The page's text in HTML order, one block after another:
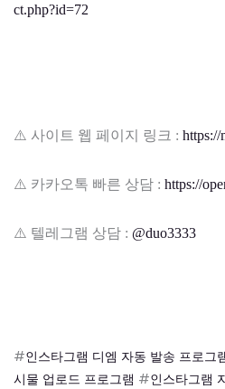
ct.php?id=72
⚠️ 사이트 웹 페이지 링크 : https://
⚠️ 카카오톡 빠른 상담 : https://
⚠️ 텔레그램 상담 : @duo3333
#인스타그램 디엠 자동 발송 프로그
시물 업로드 프로그램 #인스타그램